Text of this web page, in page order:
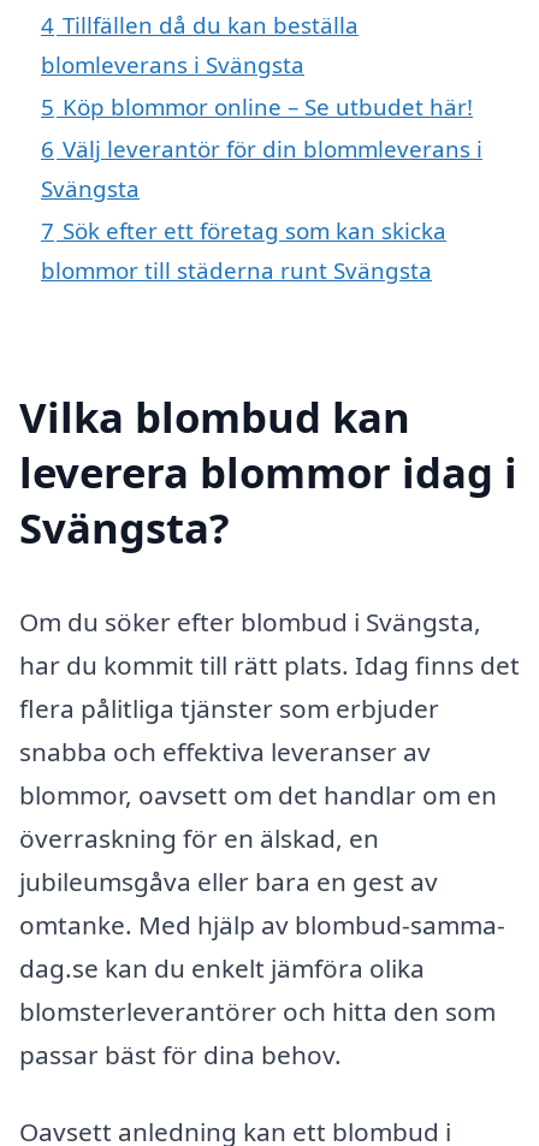
4 Tillfällen då du kan beställa
blomleverans i Svängsta
5 Köp blommor online – Se utbudet här!
6 Välj leverantör för din blommleverans i
Svängsta
7 Sök efter ett företag som kan skicka
blommor till städerna runt Svängsta
Vilka blombud kan
leverera blommor idag i
Svängsta?
Om du söker efter blombud i Svängsta,
har du kommit till rätt plats. Idag finns det
flera pålitliga tjänster som erbjuder
snabba och effektiva leveranser av
blommor, oavsett om det handlar om en
överraskning för en älskad, en
jubileumsgåva eller bara en gest av
omtanke. Med hjälp av blombud-samma-
dag.se kan du enkelt jämföra olika
blomsterleverantörer och hitta den som
passar bäst för dina behov.
Oavsett anledning kan ett blombud i